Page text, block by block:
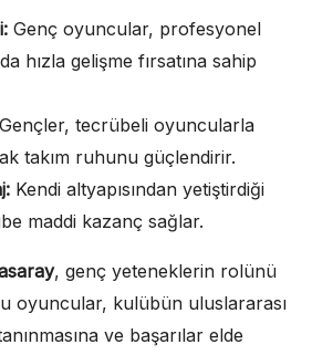
Genç oyuncular, profesyonel
hızla gelişme fırsatına sahip
Gençler, tecrübeli oyuncularla
takım ruhunu güçlendirir.
Kendi altyapısından yetiştirdiği
maddi kazanç sağlar.
, genç yeteneklerin rolünü
oyuncular, kulübün uluslararası
ve başarılar elde